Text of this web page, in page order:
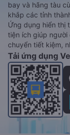
bay và hãng tàu
khắp các tỉnh
Ứng dụng hiển thị
tiện ích giúp người
chuyển tiết kiệm,
Tải ứng dụng